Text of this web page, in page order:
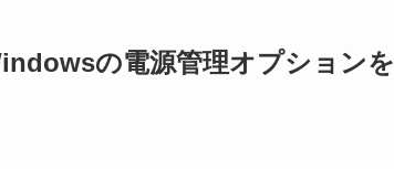
の電源管理オプションを